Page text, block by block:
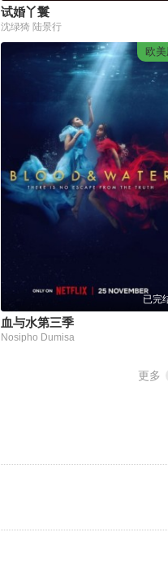
试婚丫鬟
沈绿猗 陆景行
欧
已完
血与水第三季
Nosipho Dumisa
更多